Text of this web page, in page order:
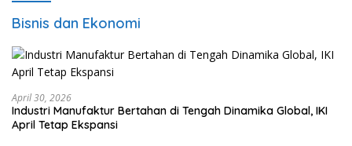
Bisnis dan Ekonomi
April 30, 2026
Industri Manufaktur Bertahan di Tengah Dinamika Global, IKI
April Tetap Ekspansi